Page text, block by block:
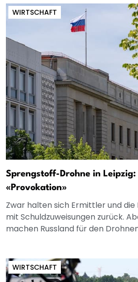
WIRTSCHAFT
Sprengstoff-Drohne in Leipzig:
«Provokation»
Zwar halten sich Ermittler und die
mit Schuldzuweisungen zurück.
machen Russland für den
WIRTSCHAFT